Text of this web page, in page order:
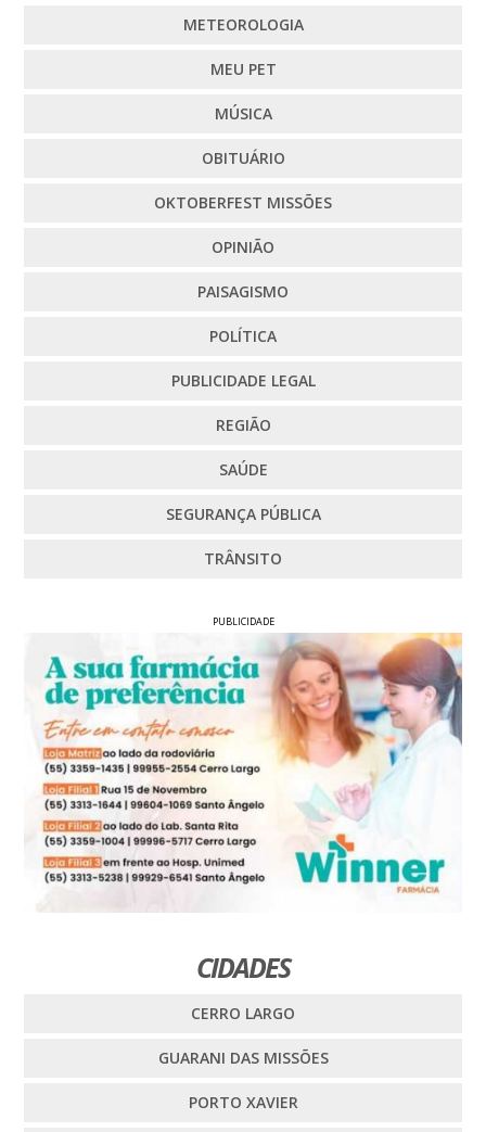
METEOROLOGIA
MEU PET
MÚSICA
OBITUÁRIO
OKTOBERFEST MISSÕES
OPINIÃO
PAISAGISMO
POLÍTICA
PUBLICIDADE LEGAL
REGIÃO
SAÚDE
SEGURANÇA PÚBLICA
TRÂNSITO
PUBLICIDADE
CIDADES
CERRO LARGO
GUARANI DAS MISSÕES
PORTO XAVIER